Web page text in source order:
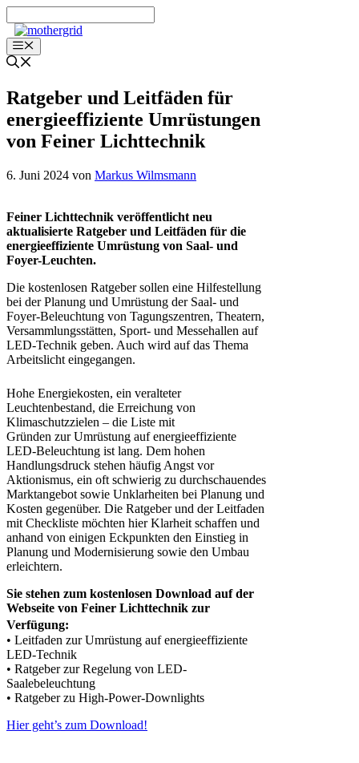
Inhalt
springenMenü
Ratgeber und Leitfäden für
energieeffiziente Umrüstungen
von Feiner Lichttechnik
6. Juni 2024 von Markus Wilmsmann
Feiner Lichttechnik veröffentlicht neu
aktualisierte Ratgeber und Leitfäden für die
energieeffiziente Umrüstung von Saal- und
Foyer-Leuchten.
Die kostenlosen Ratgeber sollen eine Hilfestellung
bei der Planung und Umrüstung der Saal- und
Foyer-Beleuchtung von Tagungszentren, Theatern,
Versammlungsstätten, Sport- und Messehallen auf
LED-Technik geben. Auch wird auf das Thema
Arbeitslicht eingegangen.
Hohe Energiekosten, ein veralteter
Leuchtenbestand, die Erreichung von
Klimaschutzzielen – die Liste mit
Gründen zur Umrüstung auf energieeffiziente
LED-Beleuchtung ist lang. Dem hohen
Handlungsdruck stehen häufig Angst vor
Aktionismus, ein oft schwierig zu durchschauendes
Marktangebot sowie Unklarheiten bei Planung und
Kosten gegenüber. Die Ratgeber und der Leitfaden
mit Checkliste möchten hier Klarheit schaffen und
anhand von einigen Eckpunkten den Einstieg in
Planung und Modernisierung sowie den Umbau
erleichtern.
Sie stehen zum kostenlosen Download auf der
Webseite von Feiner Lichttechnik zur
Verfügung:
• Leitfaden zur Umrüstung auf energieeffiziente
LED-Technik
• Ratgeber zur Regelung von LED-
Saalebeleuchtung
• Ratgeber zu High-Power-Downlights
Hier geht’s zum Download!